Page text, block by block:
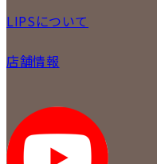
お支払いについて
保証について
商品について
質について
返品について
LIPSについて
各事業部の紹介
STAFFBLOG
SNS
店舗情報
LIPS 新宿店
LIPS 札幌パルコ店
LIPS 札幌白石店
LIPS 通信販売事業部